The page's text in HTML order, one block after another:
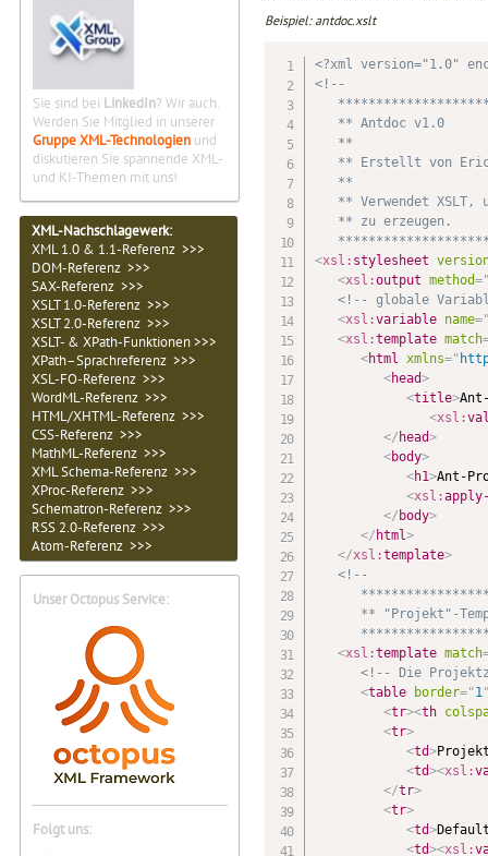
Sie sind bei LinkedIn? Wir auch.
Werden Sie Mitglied in unserer
Gruppe XML-Technologien und
diskutieren Sie spannende XML-
und KI-Themen mit uns!
XML-Nachschlagewerk:
XML 1.0 & 1.1-Referenz >>>
DOM-Referenz >>>
SAX-Referenz >>>
XSLT 1.0-Referenz >>>
XSLT 2.0-Referenz >>>
XSLT- & XPath-Funktionen >>>
XPath–Sprachreferenz >>>
XSL-FO-Referenz >>>
WordML-Referenz >>>
HTML/XHTML-Referenz >>>
CSS-Referenz >>>
MathML-Referenz >>>
XML Schema-Referenz >>>
XProc-Referenz >>>
Schematron-Referenz >>>
RSS 2.0-Referenz >>>
Atom-Referenz >>>
Unser Octopus Service:
Folgt uns:
Beispiel: antdoc.xslt
<?xml version="1.0"
<!--
   ** Antdoc v1.0
   **
** Erstellt von
   **
** Verwendet XSLT,
   ** zu erzeugen.
<xsl: stylesheet
<xsl:output method=
<!-- globale
<xsl:variable name=
<xsl:template match
<html xmlns="
<head>
<title>
<xsl:
</ head>
<body>
<h1>Ant-
<xsl:
</ body>
</ html>
</xsl:template>
<!--
** "Projekt"-
<xsl:template match
<!-- Die
<table border="1
<tr><th
<tr>
<td>
<td><xsl:
</tr>
<tr>
<td>
<td><xsl: